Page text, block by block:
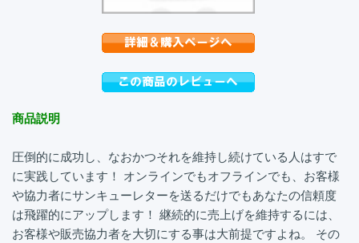
商品説明
圧倒的に成功し、なおかつそれを維持し続けている人はすで
に実践しています！ オンラインでもオフラインでも、お客様
や協力者にサンキューレターを送るだけでもあなたの信頼度
は飛躍的にアップします！ 継続的に売上げを維持するには、
お客様や販売協力者を大切にする事は大前提ですよね。 その